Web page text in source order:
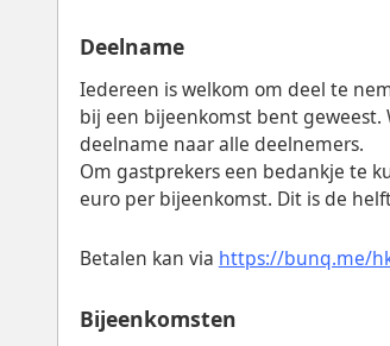
Deelname
Iedereen is welkom om deel te
bij een bijeenkomst bent
deelname naar alle deelnemers.
Om gastprekers een bedankje te
euro per bijeenkomst. Dit is de
Betalen kan via https://bunq.me/
Bijeenkomsten